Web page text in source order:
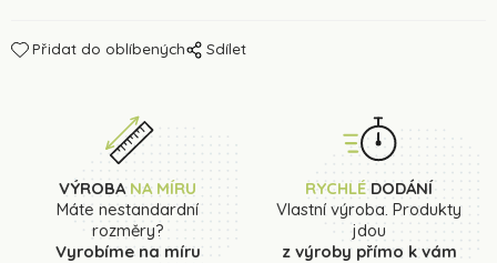
Přidat do oblíbených Sdílet
VÝROBA NA MÍRU
Máte nestandardní
rozměry?
Vyrobíme na míru
RYCHLÉDODÁNÍ
Vlastní výroba. Produkty
jdou
z výroby přímo k vám